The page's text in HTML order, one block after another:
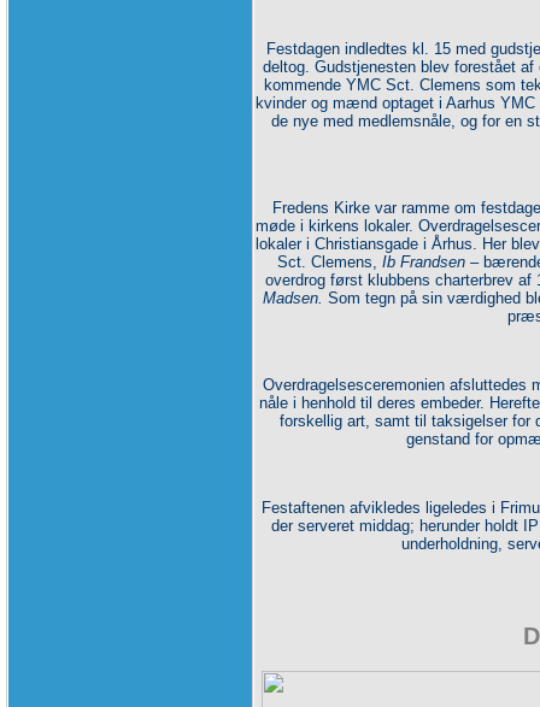
Festdagen indledtes kl. 15 med
deltog. Gudstjenesten blev forestået
kommende YMC Sct. Clemens som
kvinder og mænd optaget i Aarhus
de nye med medlemsnåle, og for en
Fredens Kirke var ramme om
møde i kirkens lokaler.
lokaler i Christiansgade i Århus. Her
Sct. Clemens, Ib Frandsen–
overdrog først klubbens charterbrev
Madsen. Som tegn på sin værdighed
Overdragelsesceremonien afsluttedes
nåle i henhold til deres embeder.
forskellig art, samt til taksigelser for
genstand for
Festaftenen afvikledes ligeledes i
der serveret middag; herunder holdt
underholdning,